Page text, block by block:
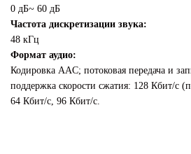
0 дБ~ 60 дБ
Частота дискретизации звука:
48 кГц
Формат аудио:
Кодировка AAC; потоковая передача и
поддержка скорости сжатия: 128 Кбит/с
64 Кбит/с, 96 Кбит/с.